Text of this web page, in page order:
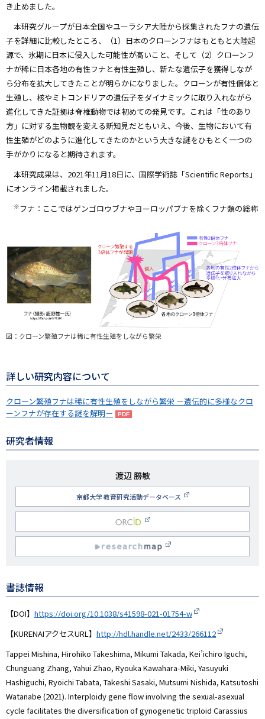
き止めました。
本研究グループが日本全国やユーラシア大陸から採集されたフナの遺伝
子を詳細に比較したところ、（1）日本のクローンフナはもともと大陸起
源で、氷期に日本に侵入した可能性が高いこと、そして（2）クローンフ
ナが稀に日本各地の有性フナと有性生殖し、新たな遺伝子を獲得しなが
ら分布を拡大してきたことが明らかになりました。 クローンが有性個体と
生殖し、核やミトコンドリアの遺伝子をダイナミックに取り入れながら
進化してきた証拠は脊椎動物では初めての発見です。これは「性のあり
方」に対する生物観を変える新知見だともいえ、今後、生物において有
性生殖がどのように進化してきたのかという大きな謎をひもとく一つの
手がかりになると期待されます。
本研究成果は、2021年11月18日に、国際学術誌「Scientific Reports」
にオンライン掲載されました。
※フナ：ここではゲンゴロウブナやヨーロッパブナを除くフナ類の総称
図：クローン繁殖フナは稀に有性生殖をしながら繁栄
詳しい研究内容について
クローン繁殖フナは稀に有性生殖をしながら繁栄 －遺伝的に多様なクロ
ーンフナが存在する謎を解明－
研究者情報
研
究
者
名
渡辺 勝敏
京都大学 教育研究活動データベース
RCID
書誌情報
【DOI】 https://doi.org/10.1038/s41598-021-01754-w
【KURENAIアクセスURL】 http://hdl.handle.net/2433/266112
Tappei Mishina, Hirohiko Takeshima, Mikumi Takada, Kei’ichiro Iguchi,
Chunguang Zhang, Yahui Zhao, Ryouka Kawahara-Miki, Yasuyuki
Hashiguchi, Ryoichi Tabata, Takeshi Sasaki, Mutsumi Nishida, Katsutoshi
Watanabe (2021). Interploidy gene flow involving the sexual-asexual
cycle facilitates the diversification of gynogenetic triploid Carassius